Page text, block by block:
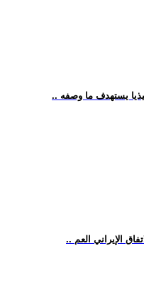
يستهدف ما وصفه
الإيراني العم